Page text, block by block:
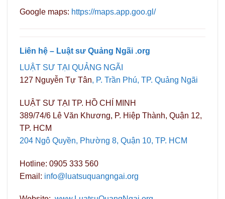
Google maps: https://maps.app.goo.gl/
Liên hệ – Luật sư Quảng Ngãi .org
LUẬT SƯ TẠI QUẢNG NGÃI
127 Nguyễn Tự Tân, P. Trần Phú, TP. Quảng Ngãi
LUẬT SƯ TẠI TP. HỒ CHÍ MINH
389/74/6 Lê Văn Khương, P. Hiệp Thành, Quận 12,
TP. HCM
204 Ngô Quyền, Phường 8, Quận 10, TP. HCM
Hotline: 0905 333 560
Email: info@luatsuquangngai.org